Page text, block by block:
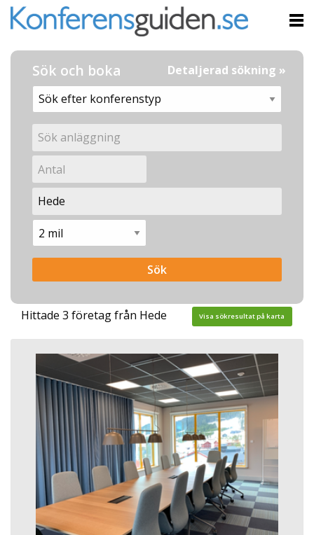
Sök och boka Detaljerad sökning »
Hittade 3 företag från Hede Visa sökresultat på karta